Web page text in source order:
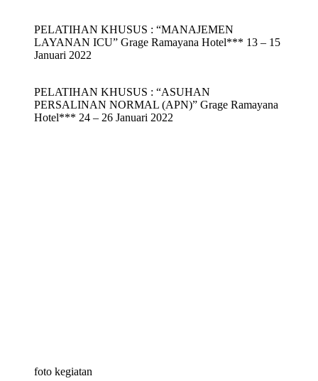
PELATIHAN KHUSUS : “MANAJEMEN
LAYANAN ICU” Grage Ramayana Hotel*** 13 – 15
Januari 2022
PELATIHAN KHUSUS : “ASUHAN
PERSALINAN NORMAL (APN)” Grage Ramayana
Hotel*** 24 – 26 Januari 2022
foto kegiatan